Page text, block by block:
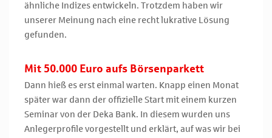
ähnliche Indizes entwickeln. Trotzdem haben wir
unserer Meinung nach eine recht lukrative Lösung
gefunden.
Mit 50.000 Euro aufs Börsenparkett
Dann hieß es erst einmal warten. Knapp einen Monat
später war dann der offizielle Start mit einem kurzen
Seminar von der Deka Bank. In diesem wurden uns
Anlegerprofile vorgestellt und erklärt, auf was wir bei